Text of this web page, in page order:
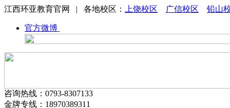
江西环亚教育官网 | 各地校区： 上饶校区 广信校区 铅山
官方微博
咨询热线：0793-8307133
金牌专线：18970389311